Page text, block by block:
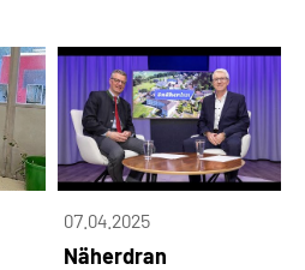
07.04.2025
Näherdran